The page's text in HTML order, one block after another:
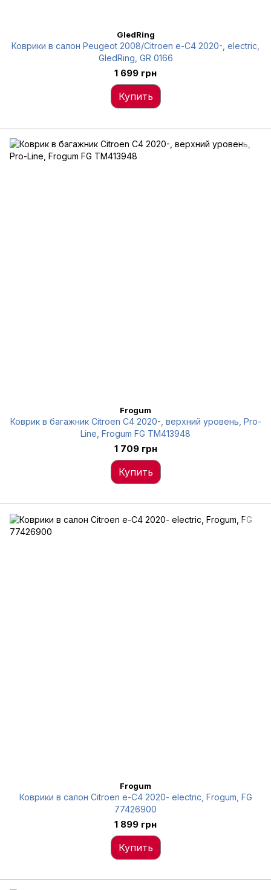
GledRing
Коврики в салон Peugeot 2008/Citroen e-C4 2020-, electric,
GledRing, GR 0166
1 699 грн
Купить
Frogum
Коврик в багажник Citroen C4 2020-, верхний уровень, Pro-
Line, Frogum FG TM413948
1 709 грн
Купить
Frogum
Коврики в салон Citroen e-C4 2020- electric, Frogum, FG
77426900
1 899 грн
Купить